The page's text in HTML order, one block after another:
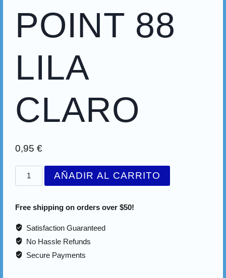
POINT 88
LILA
CLARO
0,95 €
AÑADIR AL CARRITO
Free shipping on orders over $50!
Satisfaction Guaranteed
No Hassle Refunds
Secure Payments